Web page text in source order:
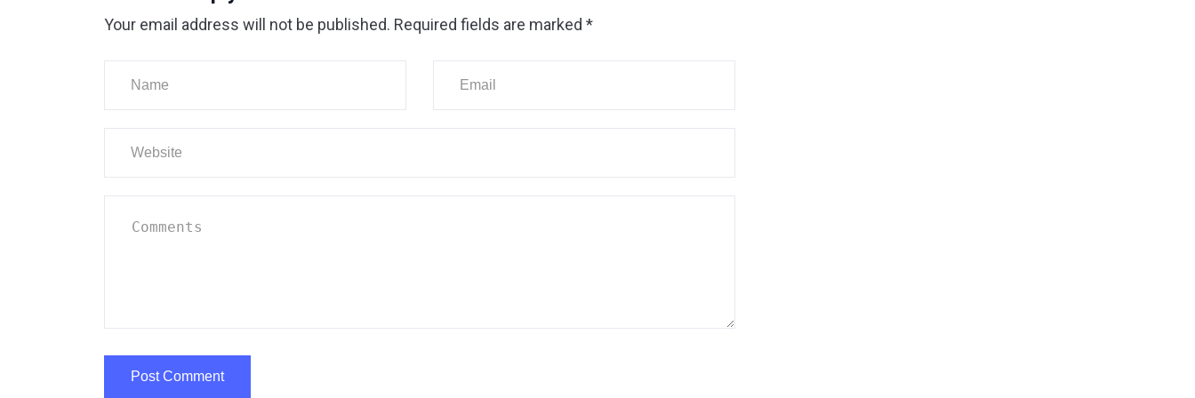
Your email address will not be published. Required fields are marked *